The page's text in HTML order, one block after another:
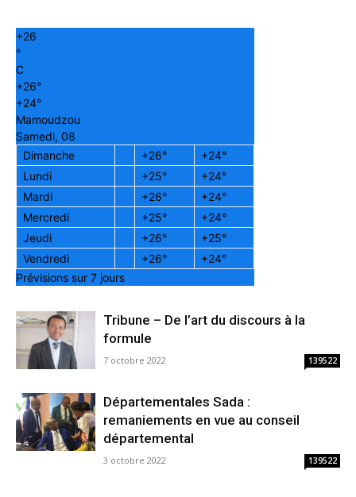
+26
°
C
+26°
+24°
Mamoudzou
Samedi, 08
Dimanche
+26° +24°
Lundi
+25° +24°
Mardi
+26° +24°
Mercredi
+25° +24°
Jeudi
+26° +25°
Vendredi
+26° +24°
Prévisions sur 7 jours
Tribune – De l’art du discours à la
formule
7 octobre 2022 139522
Départementales Sada :
remaniements en vue au conseil
départemental
3 octobre 2022 139522